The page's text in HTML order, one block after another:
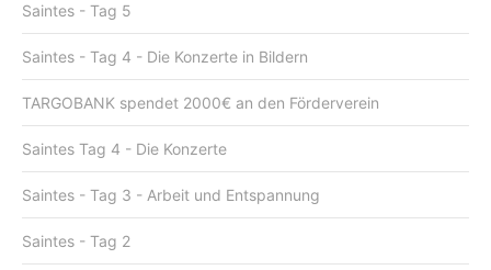
Saintes - Tag 5
Saintes - Tag 4 - Die Konzerte in Bildern
TARGOBANK spendet 2000€ an den Förderverein
Saintes Tag 4 - Die Konzerte
Saintes - Tag 3 - Arbeit und Entspannung
Saintes - Tag 2